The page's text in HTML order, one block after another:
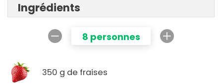
Ingrédients
8 personnes
350 g de fraises